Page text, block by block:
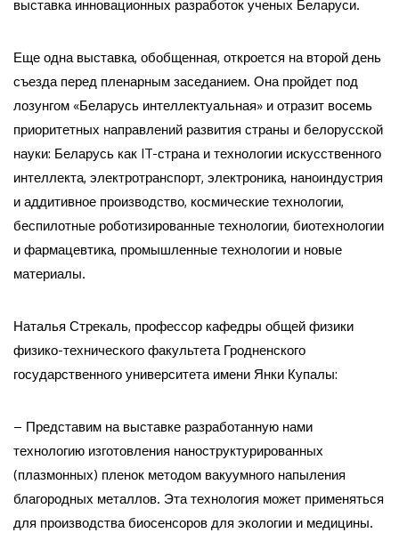
выставка инновационных разработок ученых Беларуси.
Еще одна выставка, обобщенная, откроется на второй день
съезда перед пленарным заседанием. Она пройдет под
лозунгом «Беларусь интеллектуальная» и отразит восемь
приоритетных направлений развития страны и белорусской
науки: Беларусь как IT-страна и технологии искусственного
интеллекта, электротранспорт, электроника, наноиндустрия
и аддитивное производство, космические технологии,
беспилотные роботизированные технологии, биотехнологии
и фармацевтика, промышленные технологии и новые
материалы.
Наталья Стрекаль, профессор кафедры общей физики
физико-технического факультета Гродненского
государственного университета имени Янки Купалы:
– Представим на выставке разработанную нами
технологию изготовления наноструктурированных
(плазмонных) пленок методом вакуумного напыления
благородных металлов. Эта технология может применяться
для производства биосенсоров для экологии и медицины.